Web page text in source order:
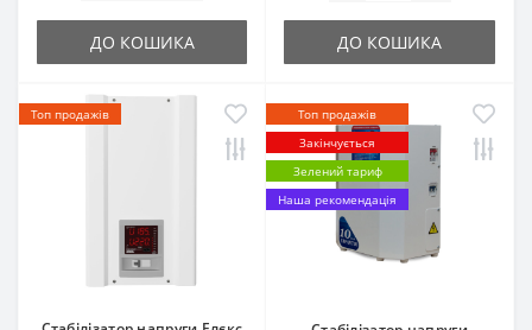
ДО КОШИКА ДО КОШИКА
Топ продажів
Топ продажів
Закінчується
Зелений тариф
Наша рекомендація